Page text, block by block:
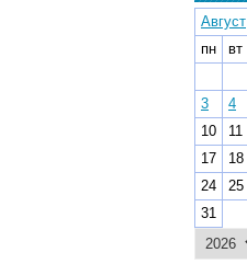
Август
пн
вт
3
4
10
11
17
18
24
25
31